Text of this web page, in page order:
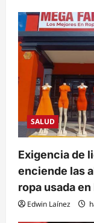
SALUD
Exigencia de
enciende las
ropa usada
Edwin Laínez